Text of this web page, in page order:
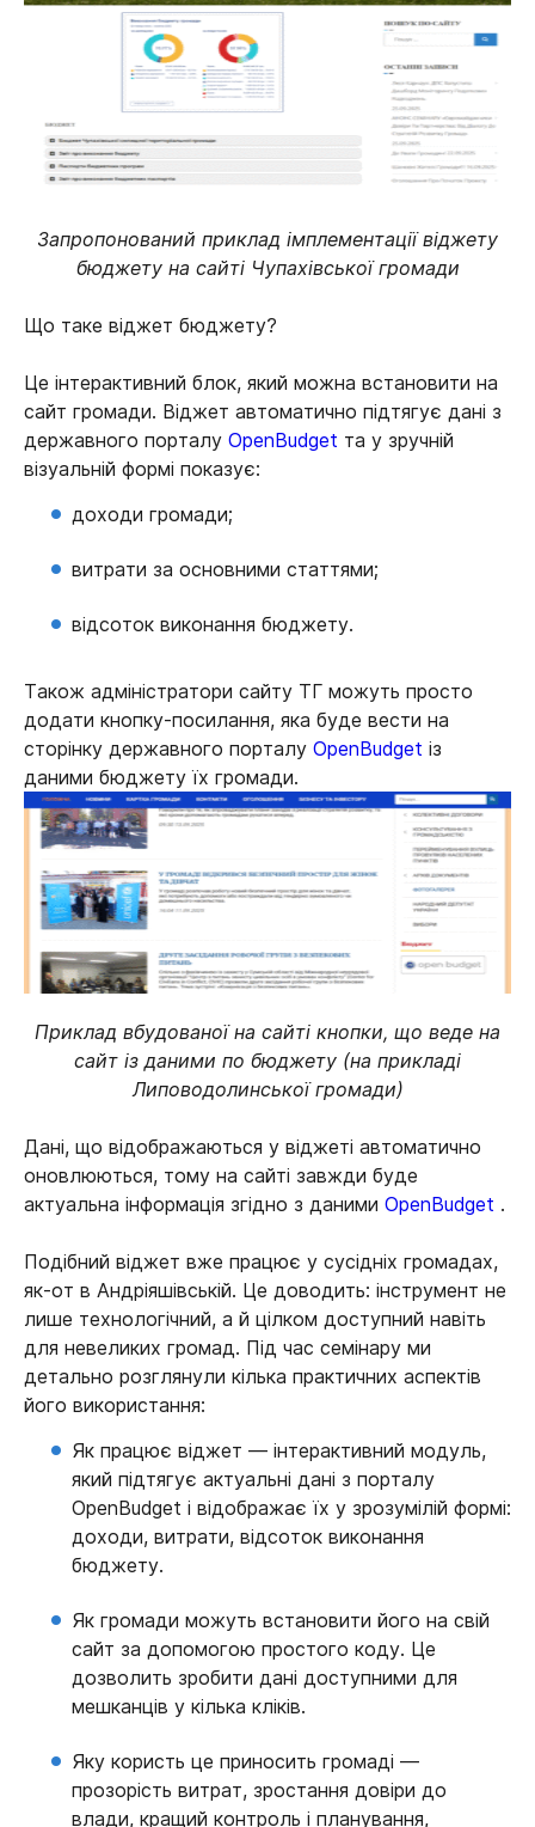
Запропонований приклад імплементації віджету
бюджету на сайті Чупахівської громади
Що таке віджет бюджету?
Це інтерактивний блок, який можна встановити на
сайт громади. Віджет автоматично підтягує дані з
державного порталу OpenBudget та у зручній
візуальній формі показує:
доходи громади;
витрати за основними статтями;
відсоток виконання бюджету.
Також адміністратори сайту ТГ можуть просто
додати кнопку-посилання, яка буде вести на
сторінку державного порталу OpenBudget із
даними бюджету їх громади.
Приклад вбудованої на сайті кнопки, що веде на
сайт із даними по бюджету (на прикладі
Липоводолинської громади)
Дані, що відображаються у віджеті автоматично
оновлюються, тому на сайті завжди буде
актуальна інформація згідно з даними OpenBudget .
Подібний віджет вже працює у сусідніх громадах,
як-от в Андріяшівській. Це доводить: інструмент не
лише технологічний, а й цілком доступний навіть
для невеликих громад. Під час семінару ми
детально розглянули кілька практичних аспектів
його використання:
Як працює віджет — інтерактивний модуль,
який підтягує актуальні дані з порталу
OpenBudget і відображає їх у зрозумілій формі:
доходи, витрати, відсоток виконання
бюджету.
Як громади можуть встановити його на свій
сайт за допомогою простого коду. Це
дозволить зробити дані доступними для
мешканців у кілька кліків.
Яку користь це приносить громаді —
прозорість витрат, зростання довіри до
влади, кращий контроль і планування,